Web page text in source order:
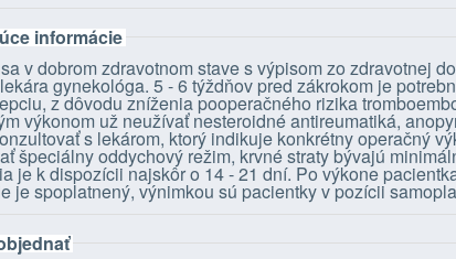
informácie
v dobrom zdravotnom stave s výpisom zo zdravotnej
gynekológa. 5 - 6 týždňov pred zákrokom je
z dôvodu zníženia pooperačného rizika
výkonom už neužívať nesteroidné antireumatiká,
s lekárom, ktorý indikuje konkrétny operačný
špeciálny oddychový režim, krvné straty bývajú
je k dispozícii najskôr o 14 - 21 dní. Po výkone
je spoplatnený, výnimkou sú pacientky v pozícii